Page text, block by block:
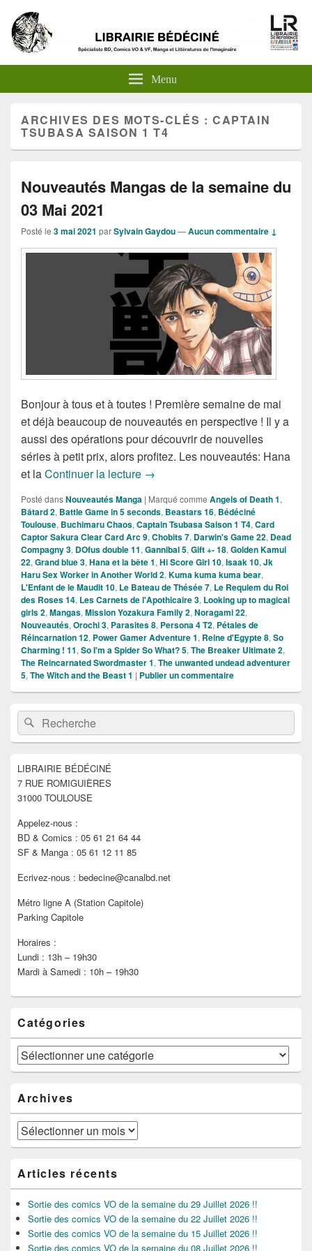
Menu
ARCHIVES DES MOTS-CLÉS :CAPTAIN
TSUBASA SAISON 1 T4
Nouveautés Mangas de la semaine du
03 Mai 2021
Posté le 3 mai 2021 parSylvain Gaydou—Aucun commentaire ↓
Bonjour à tous et à toutes ! Première semaine de mai
et déjà beaucoup de nouveautés en perspective ! Il y a
aussi des opérations pour découvrir de nouvelles
séries à petit prix, alors profitez. Les nouveautés: Hana
et laContinuer la lecture Nouveautés Mangas de la
→
Posté dansNouveautés Manga | Marqué comme Angels of Death 1,
Bâtard 2, Battle Game in 5 seconds, Beastars 16, Bédéciné
Toulouse, Buchimaru Chaos, Captain Tsubasa Saison 1 T4, Card
Captor Sakura Clear Card Arc 9, Chobits 7, Darwin's Game 22, Dead
Compagny 3, DOfus double 11, Gannibal 5, Gift +- 18, Golden Kamui
22, Grand blue 3, Hana et la bête 1, Hi Score Girl 10, Isaak 10, Jk
Haru Sex Worker in Another World 2, Kuma kuma kuma bear,
L'Enfant de le Maudit 10, Le Bateau de Thésée 7, Le Requiem du Roi
des Roses 14, Les Carnets de l'Apothicaire 3, Looking up to magical
girls 2, Mangas, Mission Yozakura Family 2, Noragami 22,
Nouveautés, Orochi 3, Parasites 8, Persona 4 T2, Pétales de
Réincarnation 12, Power Gamer Adventure 1, Reine d'Egypte 8, So
Charming ! 11, So I'm a Spider So What? 5, The Breaker Ultimate 2,
The Reincarnated Swordmaster 1, The unwanted undead adventurer
5, The Witch and the Beast 1 | Publier un commentaire
Zone
principale
de
widget
barre
latérale
Recherche :Rechercher
LIBRAIRIE BÉDÉCINÉ
7 RUE ROMIGUIÈRES
31000 TOULOUSE
Appelez-nous :
BD & Comics : 05 61 21 64 44
SF & Manga : 05 61 12 11 85
Ecrivez-nous : bedecine@canalbd.net
Métro ligne A (Station Capitole)
Parking Capitole
Horaires :
Lundi : 13h – 19h30
Mardi à Samedi : 10h – 19h30
Catégories
Catégories
Archives
Archives
Articles récents
Sortie des comics VO de la semaine du 29 Juillet 2026 !!
Sortie des comics VO de la semaine du 22 Juillet 2026 !!
Sortie des comics VO de la semaine du 15 Juillet 2026 !!
Sortie des comics VO de la semaine du 08 Juillet 2026 !!